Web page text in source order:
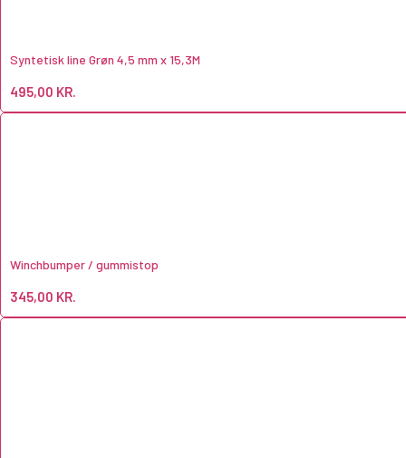
Syntetisk line Grøn 4,5 mm x 15,3M
495,00 KR.
Winchbumper / gummistop
345,00 KR.